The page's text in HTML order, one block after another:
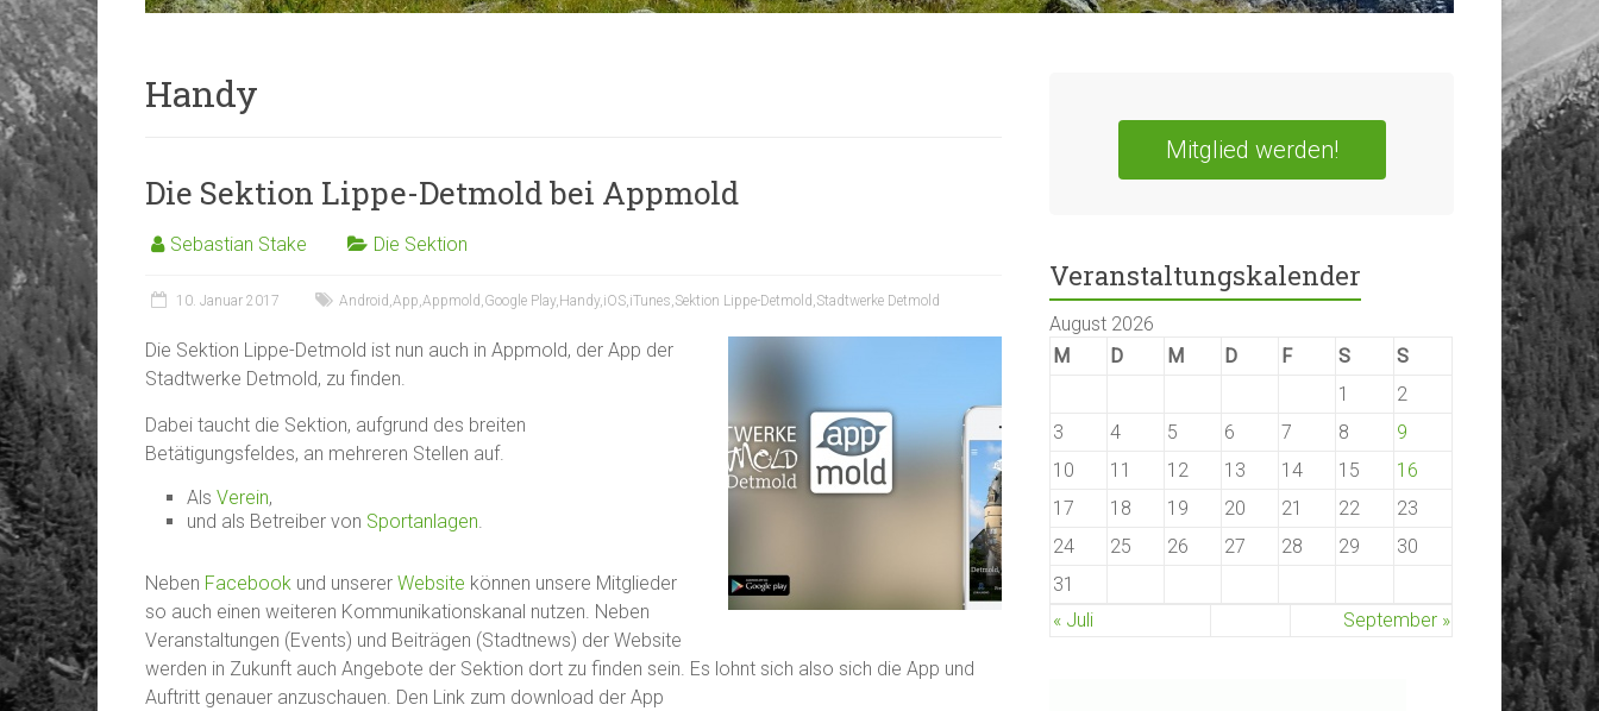
Handy
Die Sektion Lippe-Detmold bei Appmold
Sebastian Stake Die Sektion
10. Januar 2017 Android ,App,Appmold ,Google Play, Handy,iOS,iTunes,Sektion Lippe-Detmold ,Stadtwerke Detmold
Die Sektion Lippe-Detmold ist nun auch in Appmold, der App der
Stadtwerke Detmold, zu finden.
Dabei taucht die Sektion, aufgrund des breiten
Betätigungsfeldes, an mehreren Stellen auf.
Als Verein,
und als Betreiber von Sportanlagen.
Neben Facebook und unserer Website können unsere Mitglieder
so auch einen weiteren Kommunikationskanal nutzen. Neben
Veranstaltungen (Events) und Beiträgen (Stadtnews) der Website
werden in Zukunft auch Angebote der Sektion dort zu finden sein. Es lohnt sich also sich die App und
Auftritt genauer anzuschauen. Den Link zum download der App
Mitglied werden!
Veranstaltungskalender
August 2026
M
D M D F S
S
1
2
3
4 5 6 7 8
9
10
11 12 13 14 15
16
17
18 19 20 21 22
23
24
25 26 27 28 29
30
31
« Juli
September »